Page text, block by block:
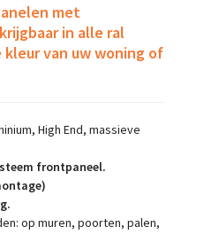
met
in alle ral
van uw woning of
High End, massieve
frontpaneel.
op muren, poorten, palen,